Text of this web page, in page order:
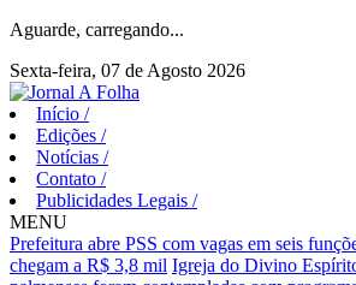
Aguarde, carregando...
Sexta-feira, 07 de Agosto 2026
Início /
Edições /
Notícias /
Contato /
Publicidades Legais /
MENU
Prefeitura abre PSS com vagas em seis
chegam a R$ 3,8 mil Igreja do Divino